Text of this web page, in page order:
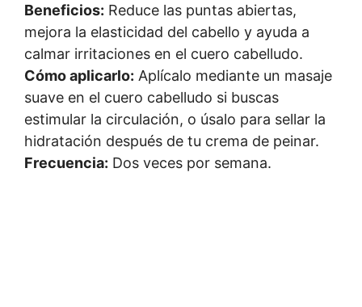
Beneficios: Reduce las puntas abiertas,
mejora la elasticidad del cabello y ayuda a
calmar irritaciones en el cuero cabelludo.
Cómo aplicarlo: Aplícalo mediante un masaje
suave en el cuero cabelludo si buscas
estimular la circulación, o úsalo para sellar la
hidratación después de tu crema de peinar.
Frecuencia: Dos veces por semana.